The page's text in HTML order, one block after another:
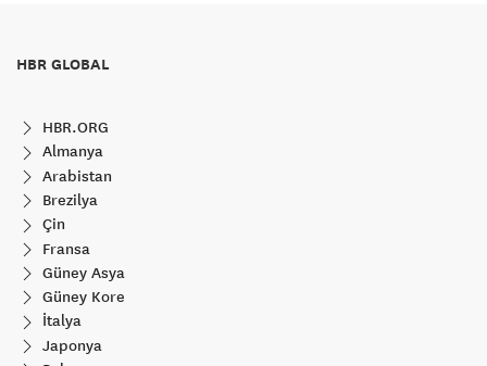
HBR GLOBAL
HBR.ORG
Almanya
Arabistan
Brezilya
Çin
Fransa
Güney Asya
Güney Kore
İtalya
Japonya